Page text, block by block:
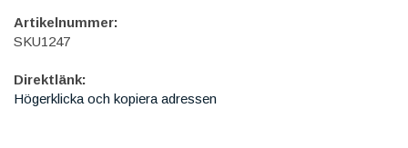
Artikelnummer:
SKU1247
Direktlänk:
Högerklicka och kopiera adressen